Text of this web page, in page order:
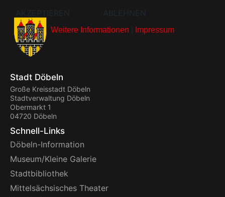
Stadt Döbeln
Große Kreisstadt Döbeln
Stadtverwaltung Döbeln
Obermarkt 1
04720 Döbeln
Schnell-Links
Döbeln-Information
Museum/Kleine Galerie
Stadtbibliothek
Mittelsächsisches Theater
Weitere Informationen Impressum